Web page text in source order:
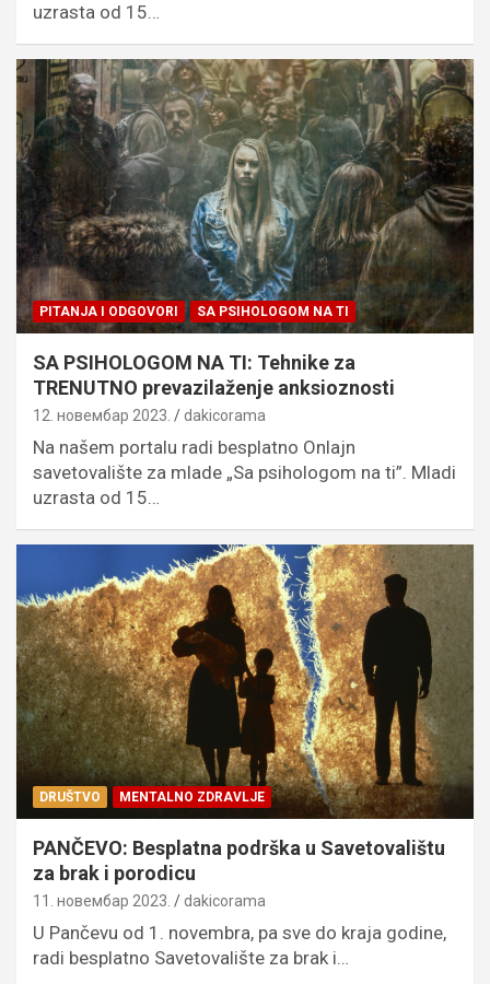
uzrasta od 15…
PITANJA I ODGOVORI SA PSIHOLOGOM NA TI
SA PSIHOLOGOM NA TI: Tehnike za
TRENUTNO prevazilaženje anksioznosti
12. новембар 2023. dakicorama
Na našem portalu radi besplatno Onlajn
savetovalište za mlade „Sa psihologom na ti”. Mladi
uzrasta od 15…
DRUŠTVO MENTALNO ZDRAVLJE
PANČEVO: Besplatna podrška u Savetovalištu
za brak i porodicu
11. новембар 2023. dakicorama
U Pančevu od 1. novembra, pa sve do kraja godine,
radi besplatno Savetovalište za brak i…